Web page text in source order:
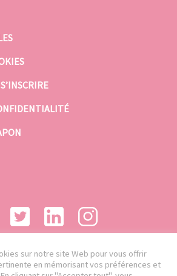
sur notre site Web pour vous offrir
en mémorisant vos préférences et